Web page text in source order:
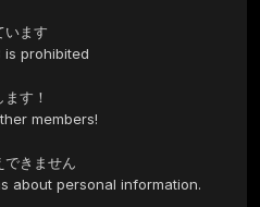
います
is prohibited
す！
members!
きません
about personal information.